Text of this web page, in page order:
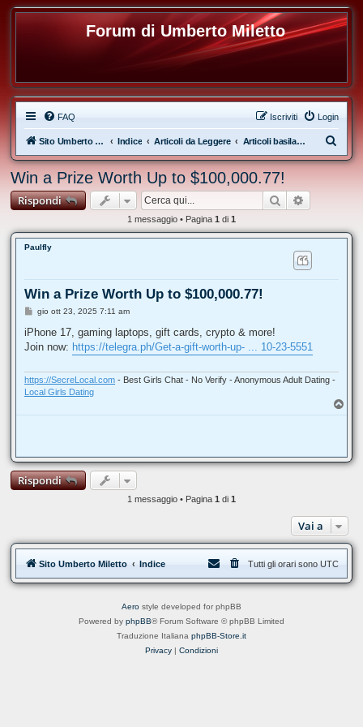
Forum di Umberto Miletto
FAQ Login
Iscriviti
Sito Umberto Miletto Indice Articoli da Leggere Articoli basilari sull'Allenamento
e
Win a Prize Worth Up to $100,000.77!
Rispondi Cerca
1 messaggio • Pagina 1 di 1
Paulfly
Win a Prize Worth Up to $100,000.77!
M
s
a
i
gio ott 23, 2025 7:11 am
iPhone 17, gaming laptops, gift cards, crypto & more!
Join now: https://telegra.ph/Get-a-gift-worth-up- ... 10-23-5551
https://SecreLocal.com - Best Girls Chat - No Verify - Anonymous Adult Dating -
Local Girls Dating
o
Rispondi
1 messaggio • Pagina 1 di 1
Vai a
Sito Umberto Miletto Indice Tutti gli orari sono UTC
Aero style developed for phpBB
Powered by phpBB® Forum Software © phpBB Limited
Traduzione Italiana phpBB-Store.it
Privacy | Condizioni